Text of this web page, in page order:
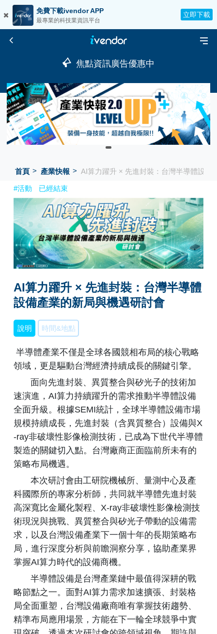
免費下載ivendor APP
最專業的科技業資訊平台
立即下載
焦點資訊廣告優惠中
首頁 產業快報 AI算力躍升 × 先進封裝：台灣半導體設備
#活動 已經結束
AI算力躍升 × 先進封裝：台灣半導體
設備產業的新局與機遇研討會
說明 時間&地點
半導體產業不僅是全球各國競相布局的核心戰略
領域，更是驅動台灣經濟持續成長的關鍵引擎。
面向先進封裝、異質整合與矽光子的技術加
速演進，AI算力持續躍升的需求推動半導體設備
全面升級。根據SEMI統計，全球半導體設備市場
規模持續成長，先進封裝（含異質整合）設備與X
-ray非破壞性影像檢測技術，已成為下世代半導體
製造的關鍵切入點。台灣廠商正面臨前所未有的
策略布局機遇。
本次研討會由工研院機械所、量測中心及產
科國際所的專家分析師，共同就半導體先進封裝
高深寬比金屬化製程、X-ray非破壞性影像檢測技
術現況與挑戰、異質整合與矽光子帶動的設備需
求，以及台灣設備產業下一個十年的長期策略布
局，進行深度分析與前瞻洞察分享，協助產業界
掌握AI算力時代的設備商機。
半導體設備是台灣產業鏈中最值得深耕的戰
略節點之一。面對AI算力需求加速擴張、封裝格
局全面重塑，台灣設備廠商唯有掌握技術趨勢、
精準布局應用場景，方能在下一輪全球競爭中實